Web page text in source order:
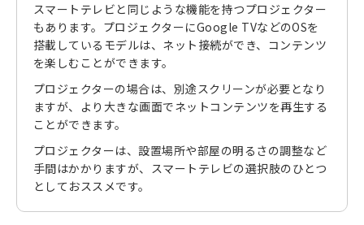
スマートテレビと同じような機能を持つプロジェクター
もあります。プロジェクターにGoogle TVなどのOSを
搭載しているモデルは、ネット接続ができ、コンテンツ
を楽しむことができます。
プロジェクターの場合は、別途スクリーンが必要となり
ますが、より大きな画面でネットコンテンツを再生する
ことができます。
プロジェクターは、設置場所や部屋の明るさの調整など
手間はかかりますが、スマートテレビの選択肢のひとつ
としておススメです。